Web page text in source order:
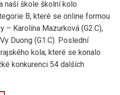
naší škole školní kolo
B, které se online formou
– Karolína Mazurková (G2.C),
Duong (G1.C). Poslední
kola, které se konalo
konkurenci 54 dalších